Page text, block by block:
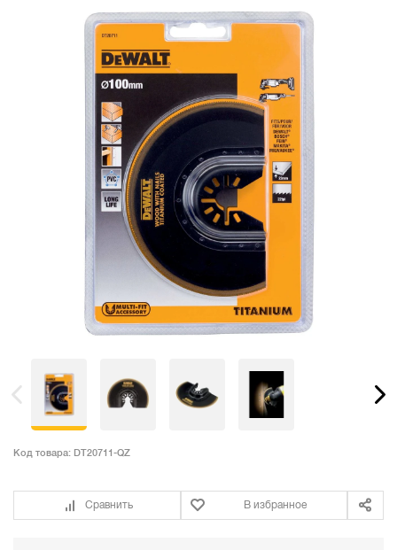
Код товара: DT20711-QZ
Сравнить В избранное